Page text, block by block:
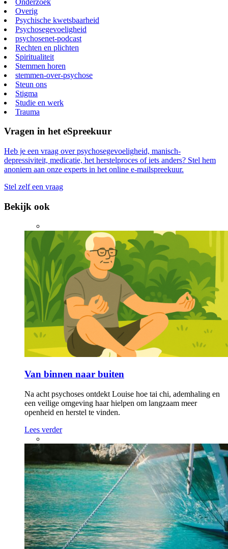
Overig
Psychische kwetsbaarheid
Psychosegevoeligheid
psychosenet-podcast
Rechten en plichten
Spiritualiteit
Stemmen horen
stemmen-over-psychose
Steun ons
Stigma
Studie en werk
Trauma
Vragen in het eSpreekuur
Heb je een vraag over psychosegevoeligheid, manisch-
depressiviteit, medicatie, het herstelproces of iets anders? Stel hem
anoniem aan onze experts in het online e-mailspreekuur.
Stel zelf een vraag
Bekijk ook
Van binnen naar buiten
Na acht psychoses ontdekt Louise hoe tai chi, ademhaling en
een veilige omgeving haar hielpen om langzaam meer
openheid en herstel te vinden.
Lees verder